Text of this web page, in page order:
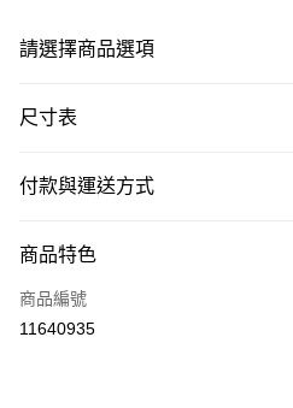
請選擇商品選項
尺寸表
付款與運送方式
信用卡一次付款
運送方式
商品特色
商品編號
11640935